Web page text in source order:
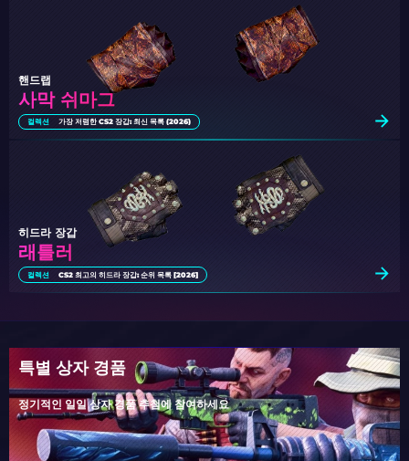
사막 쉬마그
핸드랩
컬렉션 가장 저렴한 CS2 장갑: 최신 목록 (2026)
래틀러
히드라 장갑
컬렉션 CS2 최고의 히드라 장갑: 순위 목록 [2026]
특별 상자 경품
정기적인 일일 상자 경품 추첨에 참여하세요